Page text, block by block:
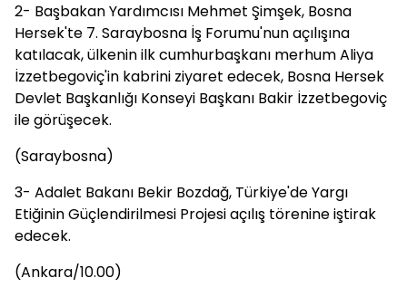
2- Başbakan Yardımcısı Mehmet Şimşek, Bosna
Hersek'te 7. Saraybosna İş Forumu'nun açılışına
katılacak, ülkenin ilk cumhurbaşkanı merhum Aliya
İzzetbegoviç'in kabrini ziyaret edecek, Bosna Hersek
Devlet Başkanlığı Konseyi Başkanı Bakir İzzetbegoviç
ile görüşecek.
(Saraybosna)
3- Adalet Bakanı Bekir Bozdağ, Türkiye'de Yargı
Etiğinin Güçlendirilmesi Projesi açılış törenine iştirak
edecek.
(Ankara/10.00)